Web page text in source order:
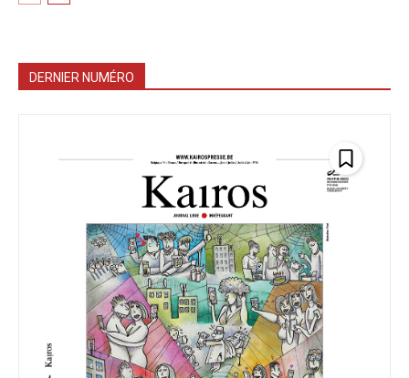
DERNIER NUMÉRO